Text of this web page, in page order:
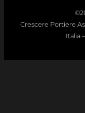
Crescere Portiere
Italia